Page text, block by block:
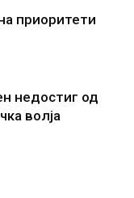
приоритети
недостиг од
волја